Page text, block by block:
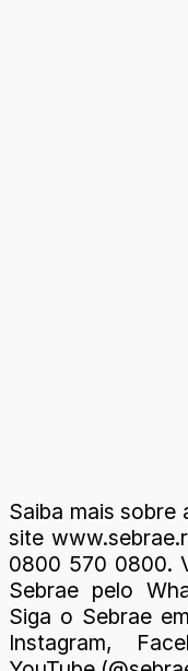
Saiba mais sobre
site
0800 570 0800.
Sebrae pelo
Siga o Sebrae
Instagram,